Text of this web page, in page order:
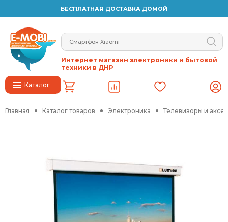
БЕСПЛАТНАЯ ДОСТАВКА ДОМОЙ
Каталог
Интернет магазин электроники и бытовой
техники в ДНР
Главная Каталог товаров Электроника Телевизоры и